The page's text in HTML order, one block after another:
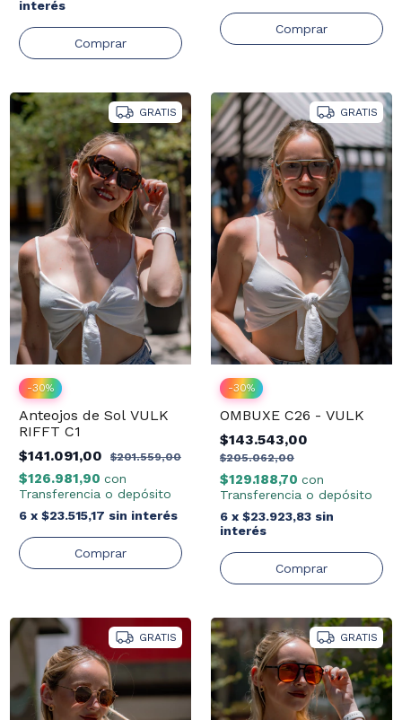
interés
GRATIS
-30%
Anteojos de Sol VULK
RIFFT C1
$141.091,00
$201.559,00
$126.981,90 con
Transferencia o depósito
6 x $23.515,17 sin interés
GRATIS
-30%
OMBUXE C26 - VULK
$143.543,00
$205.062,00
$129.188,70 con
Transferencia o depósito
6 x $23.923,83 sin
interés
GRATIS GRATIS